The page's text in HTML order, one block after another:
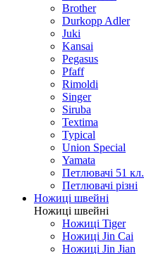
Brother
Durkopp Adler
Juki
Kansai
Pegasus
Pfaff
Rimoldi
Singer
Siruba
Textima
Typical
Union Special
Yamata
Петлювачі 51 кл.
Петлювачі різні
Ножиці швейні
Ножиці швейні
Ножиці Tiger
Ножиці Jin Cai
Ножиці Jin Jian